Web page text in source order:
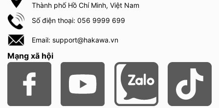
Thành phố Hồ Chí Minh, Việt Nam
Số điện thoại: 056 9999 699
Email: support@hakawa.vn
Mạng xã hội